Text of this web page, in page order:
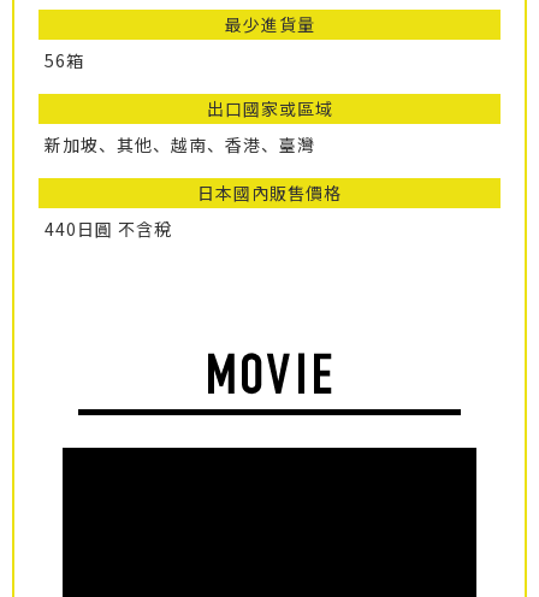
最少進貨量
56箱
出口國家或區域
新加坡、其他、越南、香港、臺灣
日本國內販售價格
440日圓 不含稅